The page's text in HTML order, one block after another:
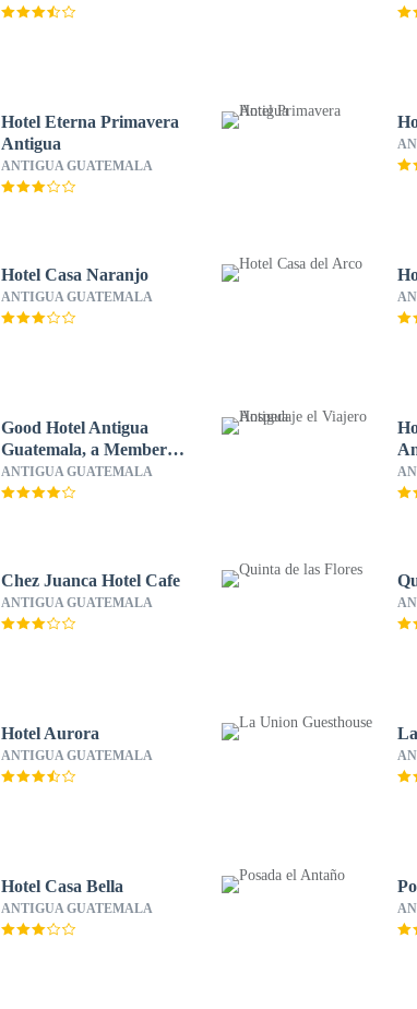
Hotel Eterna Primavera
Antigua
ANTIGUA GUATEMALA
Hotel Casa Naranjo
ANTIGUA GUATEMALA
Good Hotel Antigua
Guatemala, a Member of
Design Hotels
ANTIGUA GUATEMALA
Chez Juanca Hotel Cafe
ANTIGUA GUATEMALA
Hotel Aurora
ANTIGUA GUATEMALA
Hotel Casa Bella
ANTIGUA GUATEMALA